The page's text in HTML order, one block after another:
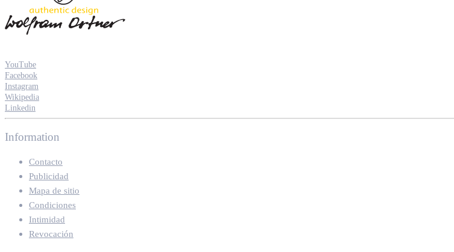
YouTube
Facebook
Instagram
Wikipedia
Linkedin
Information
Contacto
Publicidad
Mapa de sitio
Condiciones
Intimidad
Revocación